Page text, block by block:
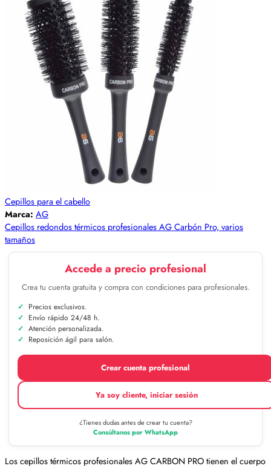
Cepillos para el cabello
Marca: AG
Cepillos redondos térmicos profesionales AG Carbón Pro, varios
tamaños
Accede a precio profesional
Crea tu cuenta gratuita y compra con condiciones para profesionales.
Precios exclusivos.
Envío rápido 24/48 h.
Atención personalizada.
Reposición ágil para salón.
Crear cuenta profesional
Ya soy cliente, iniciar sesión
¿Tienes dudas antes de crear tu cuenta?
Consúltanos por WhatsApp
Los cepillos térmicos profesionales AG CARBON PRO tienen el cuerpo